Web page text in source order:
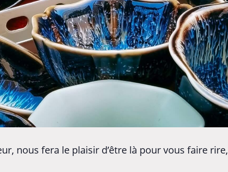
nous fera le plaisir d’être là pour vous faire rire,